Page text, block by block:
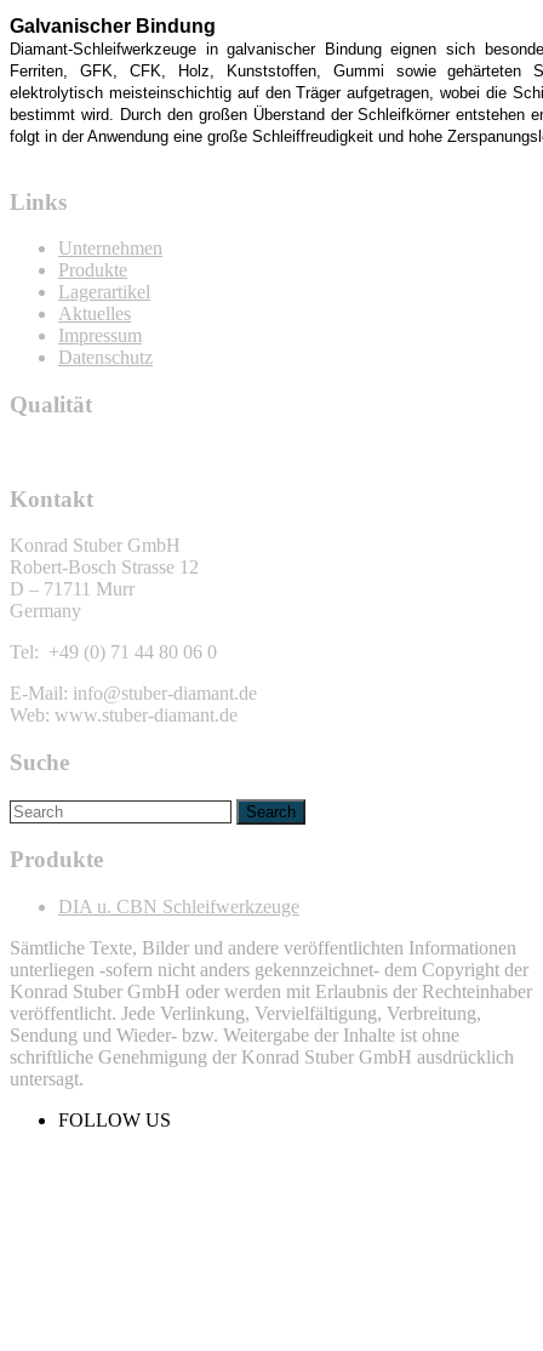
Galvanischer Bindung
Diamant-Schleifwerkzeuge in galvanischer Bindung eignen sich
Ferriten, GFK, CFK, Holz, Kunststoffen, Gummi sowie gehärteten
elektrolytisch meisteinschichtig auf den Träger aufgetragen, wobei die
bestimmt wird. Durch den großen Überstand der Schleifkörner entstehen
folgt in der Anwendung eine große Schleiffreudigkeit und hohe
Links
Unternehmen
Produkte
Lagerartikel
Aktuelles
Impressum
Datenschutz
Qualität
Kontakt
Konrad Stuber GmbH
Robert-Bosch Strasse 12
D – 71711 Murr
Germany
Tel: +49 (0) 71 44 80 06 0
E-Mail: info@stuber-diamant.de
Web: www.stuber-diamant.de
Suche
Produkte
DIA u. CBN Schleifwerkzeuge
Sämtliche Texte, Bilder und andere veröffentlichten Informationen
unterliegen -sofern nicht anders gekennzeichnet- dem Copyright der
Konrad Stuber GmbH oder werden mit Erlaubnis der Rechteinhaber
veröffentlicht. Jede Verlinkung, Vervielfältigung, Verbreitung,
Sendung und Wieder- bzw. Weitergabe der Inhalte ist ohne
schriftliche Genehmigung der Konrad Stuber GmbH ausdrücklich
untersagt.
FOLLOW US